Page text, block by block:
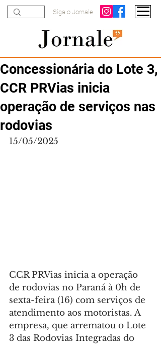
Siga o Jornale
Concessionária do Lote 3,
CCR PRVias inicia
operação de serviços nas
rodovias
15/05/2025
CCR PRVias inicia a operação
de rodovias no Paraná à 0h de
sexta-feira (16) com serviços de
atendimento aos motoristas. A
empresa, que arrematou o Lote
3 das Rodovias Integradas do